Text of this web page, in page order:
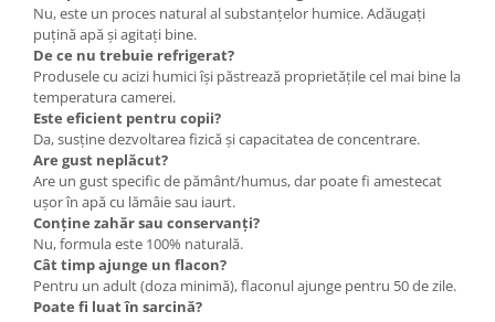
Nu, este un proces natural al substanțelor humice. Adăugați
puțină apă și agitați bine.
De ce nu trebuie refrigerat?
Produsele cu acizi humici își păstrează proprietățile cel mai bine la
temperatura camerei.
Este eficient pentru copii?
Da, susține dezvoltarea fizică și capacitatea de concentrare.
Are gust neplăcut?
Are un gust specific de pământ/humus, dar poate fi amestecat
ușor în apă cu lămâie sau iaurt.
Conține zahăr sau conservanți?
Nu, formula este 100% naturală.
Cât timp ajunge un flacon?
Pentru un adult (doza minimă), flaconul ajunge pentru 50 de zile.
Poate fi luat în sarcină?